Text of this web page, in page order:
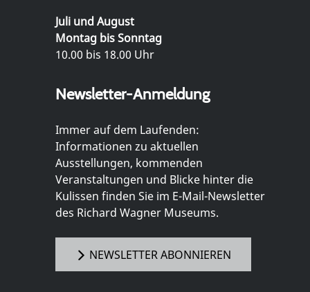
Juli und August
Montag bis Sonntag
10.00 bis 18.00 Uhr
Newsletter-Anmeldung
Immer auf dem Laufenden:
Informationen zu aktuellen
Ausstellungen, kommenden
Veranstaltungen und Blicke hinter die
Kulissen finden Sie im E-Mail-Newsletter
des Richard Wagner Museums.
NEWSLETTER ABONNIEREN